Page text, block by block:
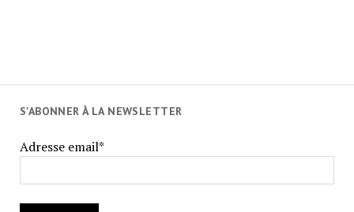
S'ABONNER À LA NEWSLETTER
Adresse email*